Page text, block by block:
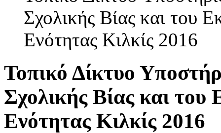
Σχολικής Βίας και του
Ενότητας Κιλκίς 2016
Τοπικό Δίκτυο
Σχολικής Βίας και του
Ενότητας Κιλκίς 2016